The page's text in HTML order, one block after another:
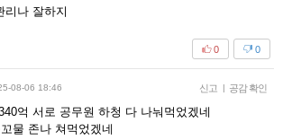
리나 잘하지
0
0
08-06 18:46 신고 | 공감 확인
억 서로 공무원 하청 다 나눠먹었겠네
물 존나 쳐먹었겠네